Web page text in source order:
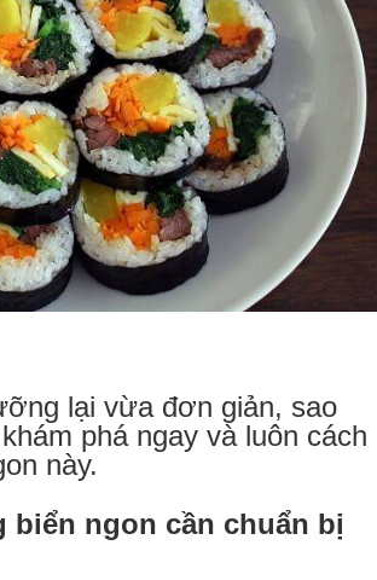
lại vừa đơn giản, sao
phá ngay và luôn cách
này.
biển ngon cần chuẩn bị